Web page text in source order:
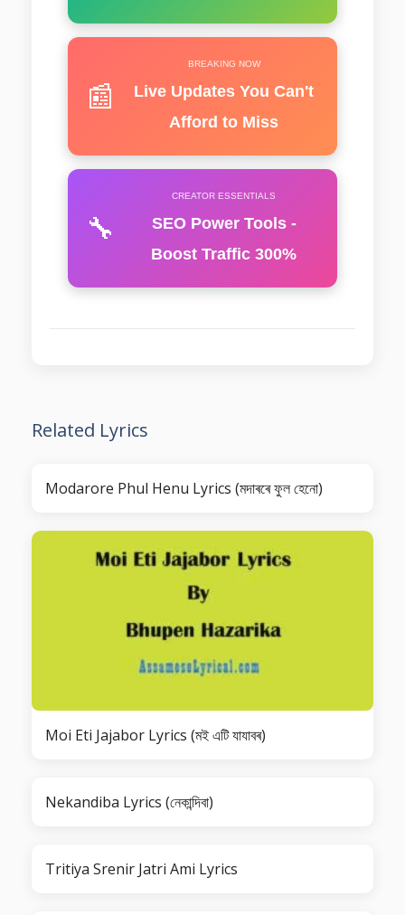
📰
BREAKING NOW
Live Updates You Can't
Afford to Miss
🔧
CREATOR ESSENTIALS
SEO Power Tools -
Boost Traffic 300%
Related Lyrics
Modarore Phul Henu Lyrics (মদাৰৰে ফুল হেনো)
Moi Eti Jajabor Lyrics (মই এটি যাযাবৰ)
Nekandiba Lyrics (নেকান্দিবা)
Tritiya Srenir Jatri Ami Lyrics